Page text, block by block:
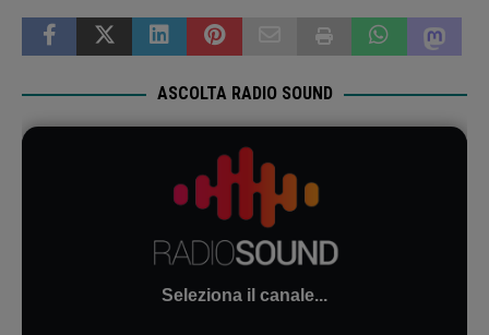
ASCOLTA RADIO SOUND
Seleziona il canale...